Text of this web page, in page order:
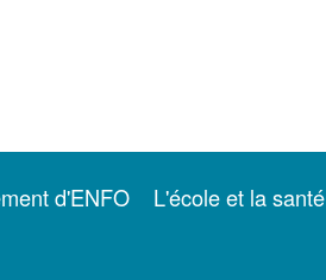
d'ENFO L'école et la santé